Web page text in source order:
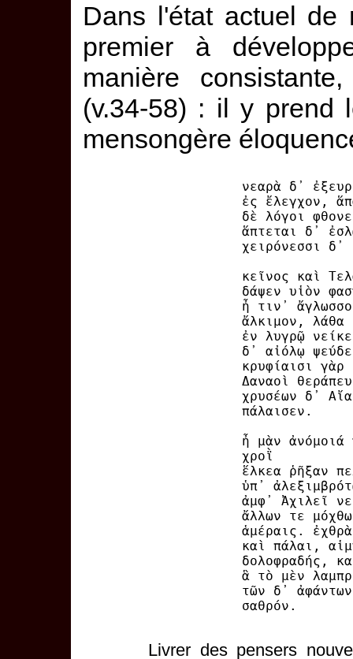
Dans l'état actuel de
premier à
manière
(v.34-58) : il y prend
mensongère
νεαρὰ δ᾽
ἐς ἔλεγχον,
δὲ λόγοι
ἅπτεται δ᾽
χειρόνεσσι
κεῖνος καὶ
δάψεν υἱὸν
ἦ τιν᾽
ἄλκιμον, λάθα
ἐν λυγρῷ
δ᾽ αἰόλῳ
κρυφίαισι γὰρ
Δαναοὶ
χρυσέων δ᾽
πάλαισεν.
ἦ μὰν ἀνόμοιά
χροῒ
ἕλκεα ῥῆξαν
ὑπ᾽
ἀμφ᾽ Ἀχιλεῖ
ἄλλων τε
ἁμέραις.
καὶ πάλαι,
δολοφραδής,
ἃ τὸ μὲν
τῶν δ᾽
σαθρόν.
Livrer des pensers